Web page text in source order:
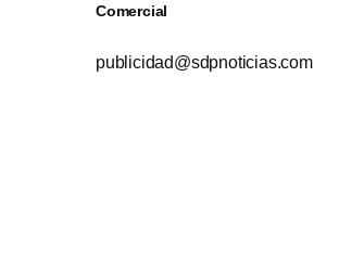
Comercial
publicidad@sdpnoticias.com